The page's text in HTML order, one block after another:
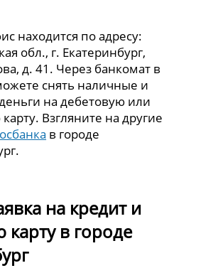
находится по адресу:
обл., г. Екатеринбург,
д. 41. Через банкомат в
снять наличные и
на дебетовую или
Взгляните на другие
в городе
на кредит и
карту в городе